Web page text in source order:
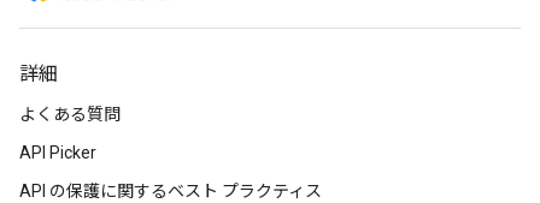
詳細
よくある質問
API Picker
API の保護に関するベスト プラクティス